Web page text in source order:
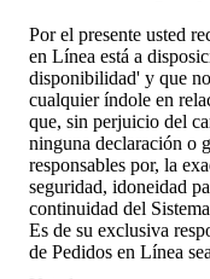
Por el presente usted
en Línea está a
disponibilidad' y que
cualquier índole en
que, sin perjuicio del
ninguna declaración o
responsables por, la
seguridad, idoneidad
continuidad del
Es de su exclusiva
de Pedidos en Línea